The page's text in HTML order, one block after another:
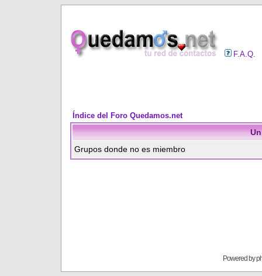
F.A.Q.
Índice del Foro Quedamos.net
Grupos donde no es miembro
Powered by